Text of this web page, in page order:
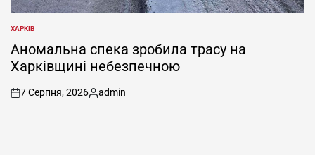
ОПУБЛІКУВАТИ
ХАРКІВ
Аномальна спека зробила трасу на
Харківщині небезпечною
on
7 Серпня, 2026
Опубліковано
admin